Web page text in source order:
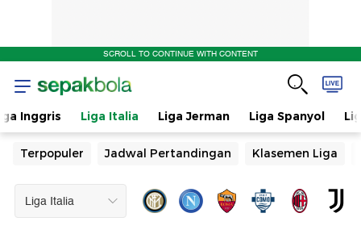
SCROLL TO CONTINUE WITH CONTENT
Inggris Liga Italia Liga Jerman Liga Spanyol
Terpopuler Jadwal Pertandingan Klasemen Liga